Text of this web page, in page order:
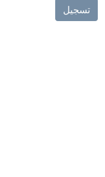
تسجيل